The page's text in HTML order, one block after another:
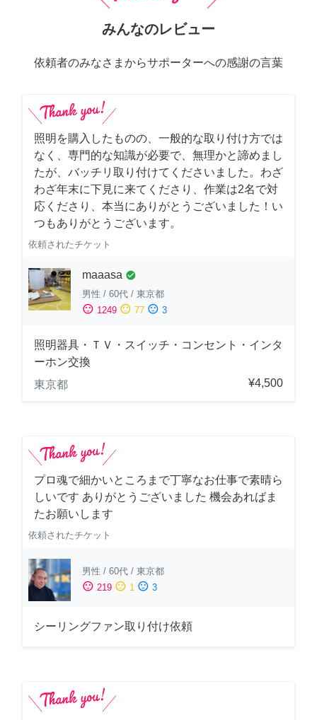
みんなのレビュー
依頼者のみなさまからサポーターへの感謝の言葉
照明を購入したものの、一般的な取り付け方では
なく、専門的な知識が必要で、無理かと諦めまし
たが、バッチリ取り付けてくださいました。わざ
わざ年末に下見に来てくださり、作業は2名で対
応くださり、本当にありがとうございました！い
つもありがとうございます。
依頼されたチケット
maaasa check_circle
男性 / 60代 / 東京都
sentiment_satisfied 1249 sentiment_neutral 77 sentiment_dissatisfied 3
照明器具・ＴＶ・スイッチ・コンセント・インタ
ーホン交換
東京都
¥4,500
プロ魂で細かいところまで丁寧なお仕事で素晴ら
しいです ありがとうございました 機会あればま
たお願いします
依頼されたチケット
男性 / 60代 / 東京都
sentiment_satisfied 219 sentiment_neutral 1 sentiment_dissatisfied 3
シーリングファン取り付け依頼